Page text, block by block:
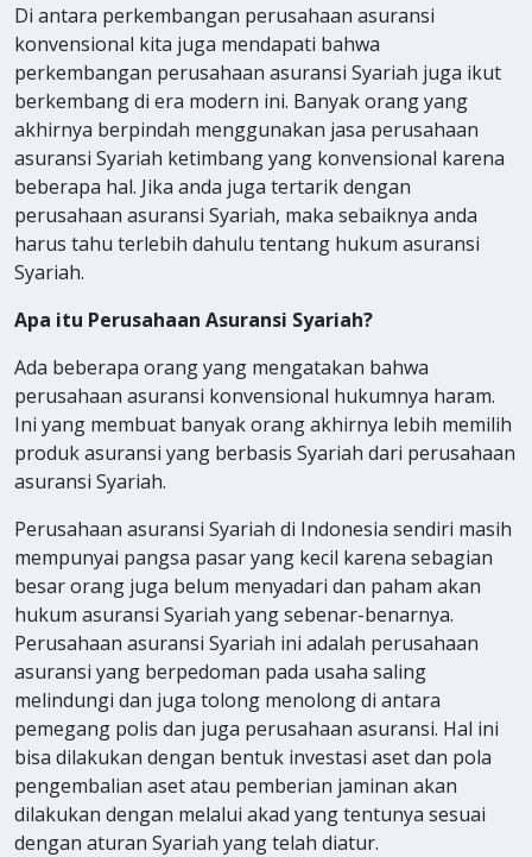
Di antara perkembangan perusahaan asuransi
konvensional kita juga mendapati bahwa
perkembangan perusahaan asuransi Syariah juga ikut
berkembang di era modern ini. Banyak orang yang
akhirnya berpindah menggunakan jasa perusahaan
asuransi Syariah ketimbang yang konvensional karena
beberapa hal. Jika anda juga tertarik dengan
perusahaan asuransi Syariah, maka sebaiknya anda
harus tahu terlebih dahulu tentang hukum asuransi
Syariah.
Apa itu Perusahaan Asuransi Syariah?
Ada beberapa orang yang mengatakan bahwa
perusahaan asuransi konvensional hukumnya haram.
Ini yang membuat banyak orang akhirnya lebih memilih
produk asuransi yang berbasis Syariah dari perusahaan
asuransi Syariah.
Perusahaan asuransi Syariah di Indonesia sendiri masih
mempunyai pangsa pasar yang kecil karena sebagian
besar orang juga belum menyadari dan paham akan
hukum asuransi Syariah yang sebenar-benarnya.
Perusahaan asuransi Syariah ini adalah perusahaan
asuransi yang berpedoman pada usaha saling
melindungi dan juga tolong menolong di antara
pemegang polis dan juga perusahaan asuransi. Hal ini
bisa dilakukan dengan bentuk investasi aset dan pola
pengembalian aset atau pemberian jaminan akan
dilakukan dengan melalui akad yang tentunya sesuai
dengan aturan Syariah yang telah diatur.